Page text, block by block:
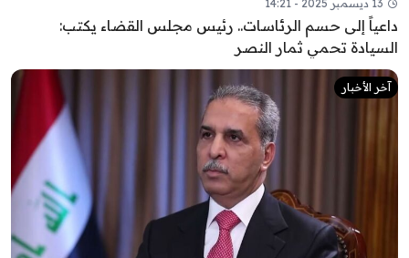
13 ديسمبر 2025 - 14:21
داعياً إلى حسم الرئاسات.. رئيس مجلس القضاء يكتب:
السيادة تحمي ثمار النصر
آخر الأخبار